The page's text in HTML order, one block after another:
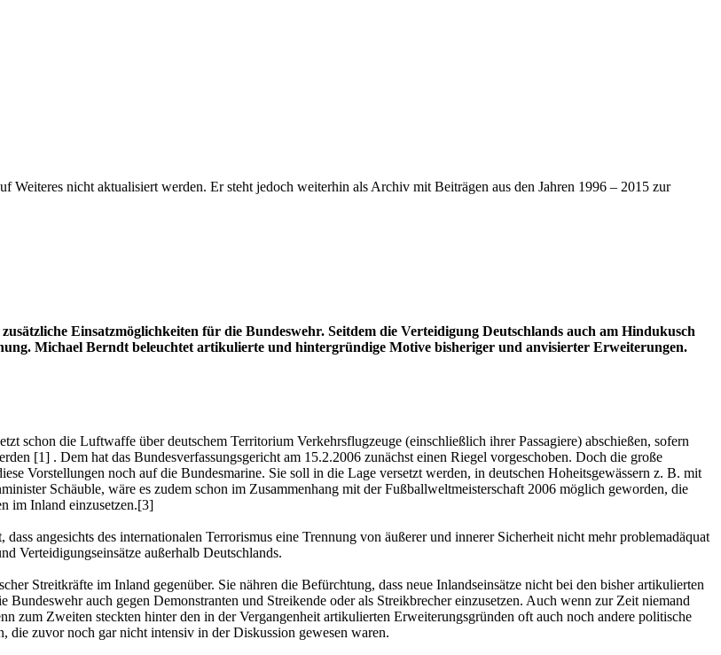
Weiteres nicht aktualisiert werden. Er steht jedoch weiterhin als Archiv mit Beiträgen aus den Jahren 1996 – 2015 zur
Einsatzmöglichkeiten für die Bundeswehr. Seitdem die Verteidigung Deutschlands auch am Hindukusch
Michael Berndt beleuchtet artikulierte und hintergründige Motive bisheriger und anvisierter Erweiterungen.
schon die Luftwaffe über deutschem Territorium Verkehrsflugzeuge (einschließlich ihrer Passagiere) abschießen, sofern
[1] . Dem hat das Bundesverfassungsgericht am 15.2.2006 zunächst einen Riegel vorgeschoben. Doch die große
Vorstellungen noch auf die Bundesmarine. Sie soll in die Lage versetzt werden, in deutschen Hoheitsgewässern z. B. mit
Schäuble, wäre es zudem schon im Zusammenhang mit der Fußballweltmeisterschaft 2006 möglich geworden, die
im Inland einzusetzen.[3]
angesichts des internationalen Terrorismus eine Trennung von äußerer und innerer Sicherheit nicht mehr problemadäquat
Verteidigungseinsätze außerhalb Deutschlands.
Streitkräfte im Inland gegenüber. Sie nähren die Befürchtung, dass neue Inlandseinsätze nicht bei den bisher artikulierten
auch gegen Demonstranten und Streikende oder als Streikbrecher einzusetzen. Auch wenn zur Zeit niemand
zum Zweiten steckten hinter den in der Vergangenheit artikulierten Erweiterungsgründen oft auch noch andere politische
die zuvor noch gar nicht intensiv in der Diskussion gewesen waren.